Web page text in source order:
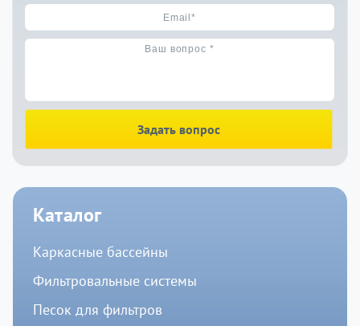
Задать вопрос
Каталог
Каркасные бассейны
Фильтровальные системы
Песок для фильтров